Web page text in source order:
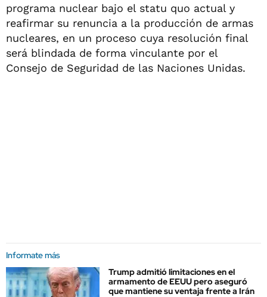
programa nuclear bajo el statu quo actual y
reafirmar su renuncia a la producción de armas
nucleares, en un proceso cuya resolución final
será blindada de forma vinculante por el
Consejo de Seguridad de las Naciones Unidas.
Informate más
Trump admitió limitaciones en el
armamento de EEUU pero aseguró
que mantiene su ventaja frente a Irán